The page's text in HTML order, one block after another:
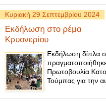
Κυριακή 29 Σεπτεμβρίου 2024
Εκδήλωση στο ρέμα
Κρυονερίου
Εκδήλωση δίπλα
Πρωτοβουλία
Τούμπας για την